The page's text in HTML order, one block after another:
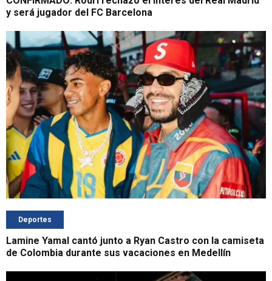
y será jugador del FC Barcelona
Deportes
Lamine Yamal cantó junto a Ryan Castro con la camiseta
de Colombia durante sus vacaciones en Medellín